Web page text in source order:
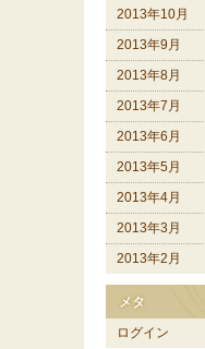
2013年10月
2013年9月
2013年8月
2013年7月
2013年6月
2013年5月
2013年4月
2013年3月
2013年2月
メタ
ログイン